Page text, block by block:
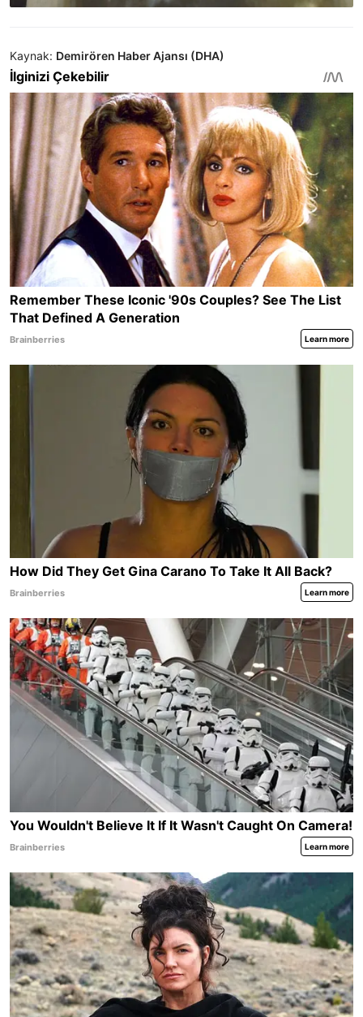
Kaynak: Demirören Haber Ajansı (DHA)